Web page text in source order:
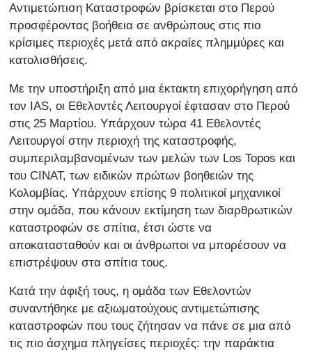
Αντιμετώπιση Καταστροφών βρίσκεται στο Περού
προσφέροντας βοήθεια σε ανθρώπους στις πιο
κρίσιμες περιοχές μετά από ακραίες πλημμύρες και
κατολισθήσεις.
Με την υποστήριξη από μια έκτακτη επιχορήγηση από
τον IAS, οι Εθελοντές Λειτουργοί έφτασαν στο Περού
στις 25 Μαρτίου. Υπάρχουν τώρα 41 Εθελοντές
Λειτουργοί στην περιοχή της καταστροφής,
συμπεριλαμβανομένων των μελών των Los Topos και
του CINAT, των ειδικών πρώτων βοηθειών της
Κολομβίας. Υπάρχουν επίσης 9 πολιτικοί μηχανικοί
στην ομάδα, που κάνουν εκτίμηση των διαρθρωτικών
καταστροφών σε σπίτια, έτσι ώστε να
αποκατασταθούν και οι άνθρωποι να μπορέσουν να
επιστρέψουν στα σπίτια τους.
Κατά την άφιξή τους, η ομάδα των Εθελοντών
συναντήθηκε με αξιωματούχους αντιμετώπισης
καταστροφών που τους ζήτησαν να πάνε σε μια από
τις πιο άσχημα πληγείσες περιοχές: την παράκτια